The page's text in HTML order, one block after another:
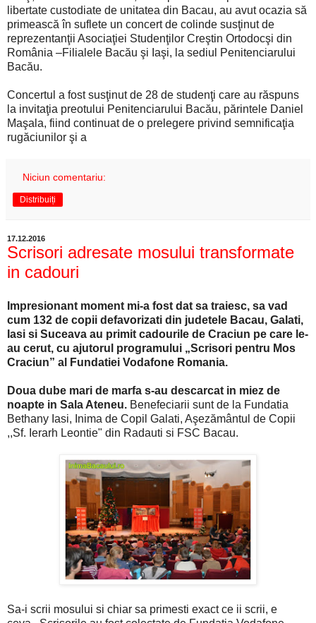
libertate custodiate de unitatea din Bacau, au avut ocazia să
primească în suflete un concert de colinde susţinut de
reprezentanţii Asociaţiei Studenţilor Creştin Ortodocşi din
România –Filialele Bacău şi Iaşi, la sediul Penitenciarului
Bacău.
Concertul a fost susţinut de 28 de studenţi care au răspuns
la invitaţia preotului Penitenciarului Bacău, părintele Daniel
Maşala, fiind continuat de o prelegere privind semnificaţia
rugăciunilor şi a
Niciun comentariu:
Distribuiți
17.12.2016
Scrisori adresate mosului transformate
in cadouri
Impresionant moment mi-a fost dat sa traiesc, sa vad
cum 132 de copii defavorizati din judetele Bacau, Galati,
Iasi si Suceava au primit cadourile de Craciun pe care le-
au cerut, cu ajutorul programului „Scrisori pentru Mos
Craciun” al Fundatiei Vodafone Romania.
Doua dube mari de marfa s-au descarcat in miez de
noapte in Sala Ateneu. Benefeciarii sunt de la Fundatia
Bethany Iasi, Inima de Copil Galati, Aşezământul de Copii
,,Sf. Ierarh Leontie" din Radauti si FSC Bacau.
Sa-i scrii mosului si chiar sa primesti exact ce ii scrii, e